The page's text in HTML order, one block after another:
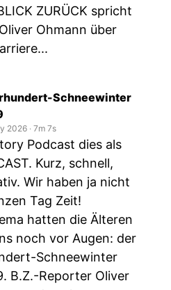
ZURÜCK spricht
Ohmann über
Schneewinter
2026 ‧ 7m 7s
Podcast dies als
Kurz, schnell,
Wir haben ja nicht
Tag Zeit!
hatten die Älteren
noch vor Augen: der
Schneewinter
B.Z.-Reporter Oliver